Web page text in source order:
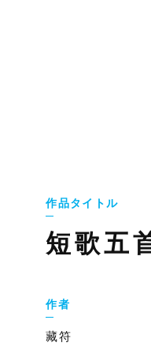
作品タイトル
短歌五
作者
藏符